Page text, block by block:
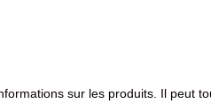
sur les produits. Il peut